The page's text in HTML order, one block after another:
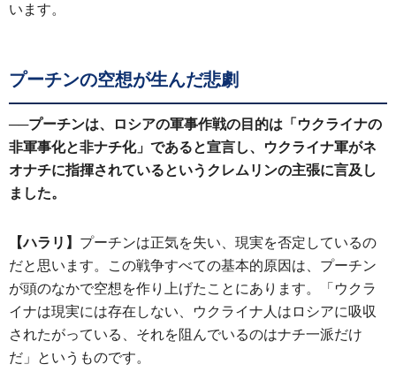
います。
プーチンの空想が生んだ悲劇
──プーチンは、ロシアの軍事作戦の目的は「ウクライナの
非軍事化と非ナチ化」であると宣言し、ウクライナ軍がネ
オナチに指揮されているというクレムリンの主張に言及し
ました。
【ハラリ】 プーチンは正気を失い、現実を否定しているの
だと思います。この戦争すべての基本的原因は、プーチン
が頭のなかで空想を作り上げたことにあります。「ウクラ
イナは現実には存在しない、ウクライナ人はロシアに吸収
されたがっている、それを阻んでいるのはナチ一派だけ
だ」というものです。